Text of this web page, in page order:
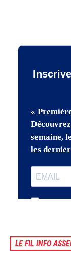
LE FIL INFO